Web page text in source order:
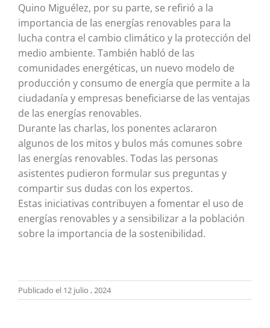
Quino Miguélez, por su parte, se refirió a la
importancia de las energías renovables para la
lucha contra el cambio climático y la protección del
medio ambiente. También habló de las
comunidades energéticas, un nuevo modelo de
producción y consumo de energía que permite a la
ciudadanía y empresas beneficiarse de las ventajas
de las energías renovables.
Durante las charlas, los ponentes aclararon
algunos de los mitos y bulos más comunes sobre
las energías renovables. Todas las personas
asistentes pudieron formular sus preguntas y
compartir sus dudas con los expertos.
Estas iniciativas contribuyen a fomentar el uso de
energías renovables y a sensibilizar a la población
sobre la importancia de la sostenibilidad.
Publicado el 12 julio , 2024